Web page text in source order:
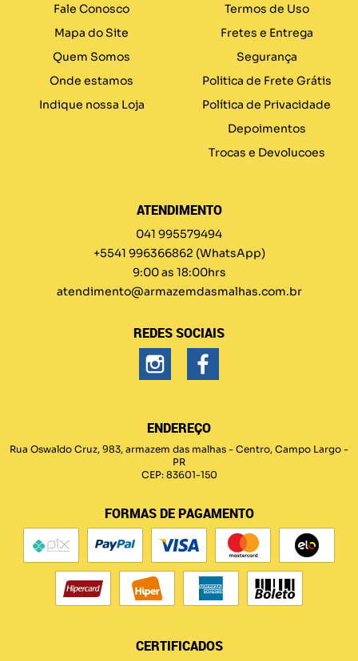
Fale Conosco
Mapa do Site
Quem Somos
Onde estamos
Indique nossa Loja
Termos de Uso
Fretes e Entrega
Segurança
Politica de Frete Grátis
Política de Privacidade
Depoimentos
Trocas e Devolucoes
ATENDIMENTO
041 995579494
+5541 996366862 (WhatsApp)
9:00 as 18:00hrs
atendimento@armazemdasmalhas.com.br
REDES SOCIAIS
ENDEREÇO
Rua Oswaldo Cruz, 983, armazem das malhas - Centro, Campo Largo -
PR
CEP: 83601-150
FORMAS DE PAGAMENTO
CERTIFICADOS